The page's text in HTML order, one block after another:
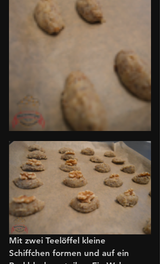
Mit zwei Teelöffel kleine
Schiffchen formen und auf ein